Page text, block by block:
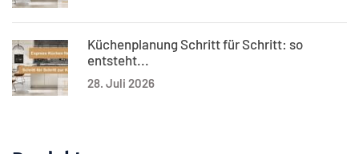
Küchenplanung Schritt für Schritt: so
entsteht...
28. Juli 2026